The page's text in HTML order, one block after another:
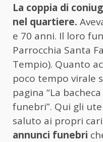
La coppia di
nel quartiere.
e 70 anni. Il loro
Parrocchia Santa
Tempio). Quanto
poco tempo virale
pagina “La
funebri”. Qui gli
saluto ai propri cari
annunci funebri